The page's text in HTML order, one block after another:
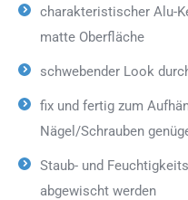
charakteristischer Alu-
matte Oberfläche
schwebender Look
fix und fertig zum
Nägel/Schrauben
Staub- und
abgewischt werden